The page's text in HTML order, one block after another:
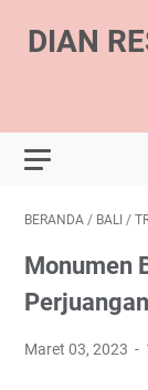
DIAN
BERANDA / BALI /
Monumen
Maret 03, 2023